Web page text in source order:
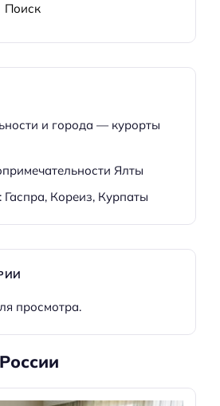
Поиск
и города — курорты
Ялты
Кореиз, Курпаты
просмотра.